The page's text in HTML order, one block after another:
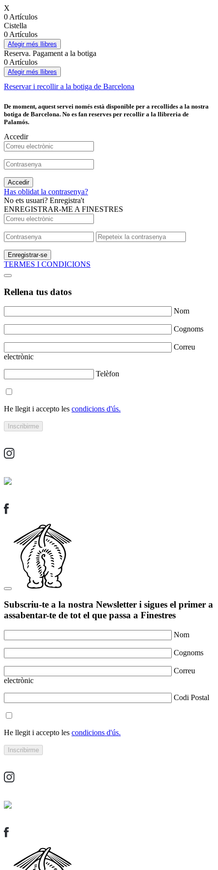
X
0 Artículos
Cistella
0 Artículos
Afegir més llibres
Reserva. Pagament a la botiga
0 Artículos
Afegir més llibres
Reservar i recollir a la botiga de Barcelona
De moment, aquest servei només està disponible per a recollides a la nostra
botiga de Barcelona. No es fan reserves per recollir a la llibreria de
Palamós.
Accedir
Accedir
Has oblidat la contrasenya?
No ets usuari? Enregistra't
ENREGISTRAR-ME A FINESTRES
Enregistrar-se
TERMES I CONDICIONS
Rellena tus datos
Nom
Cognoms
Correu
electrònic
Telèfon
He llegit i accepto les condicions d'ús.
Subscriu-te a la nostra Newsletter i sigues el primer a
assabentar-te de tot el que passa a Finestres
Nom
Cognoms
Correu
electrònic
Codi Postal
He llegit i accepto les condicions d'ús.